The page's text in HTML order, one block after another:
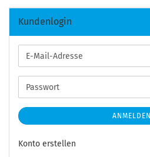
Kundenlogin
E-
Mail-
Adresse
Passwort
ANMELDEN
Konto erstellen